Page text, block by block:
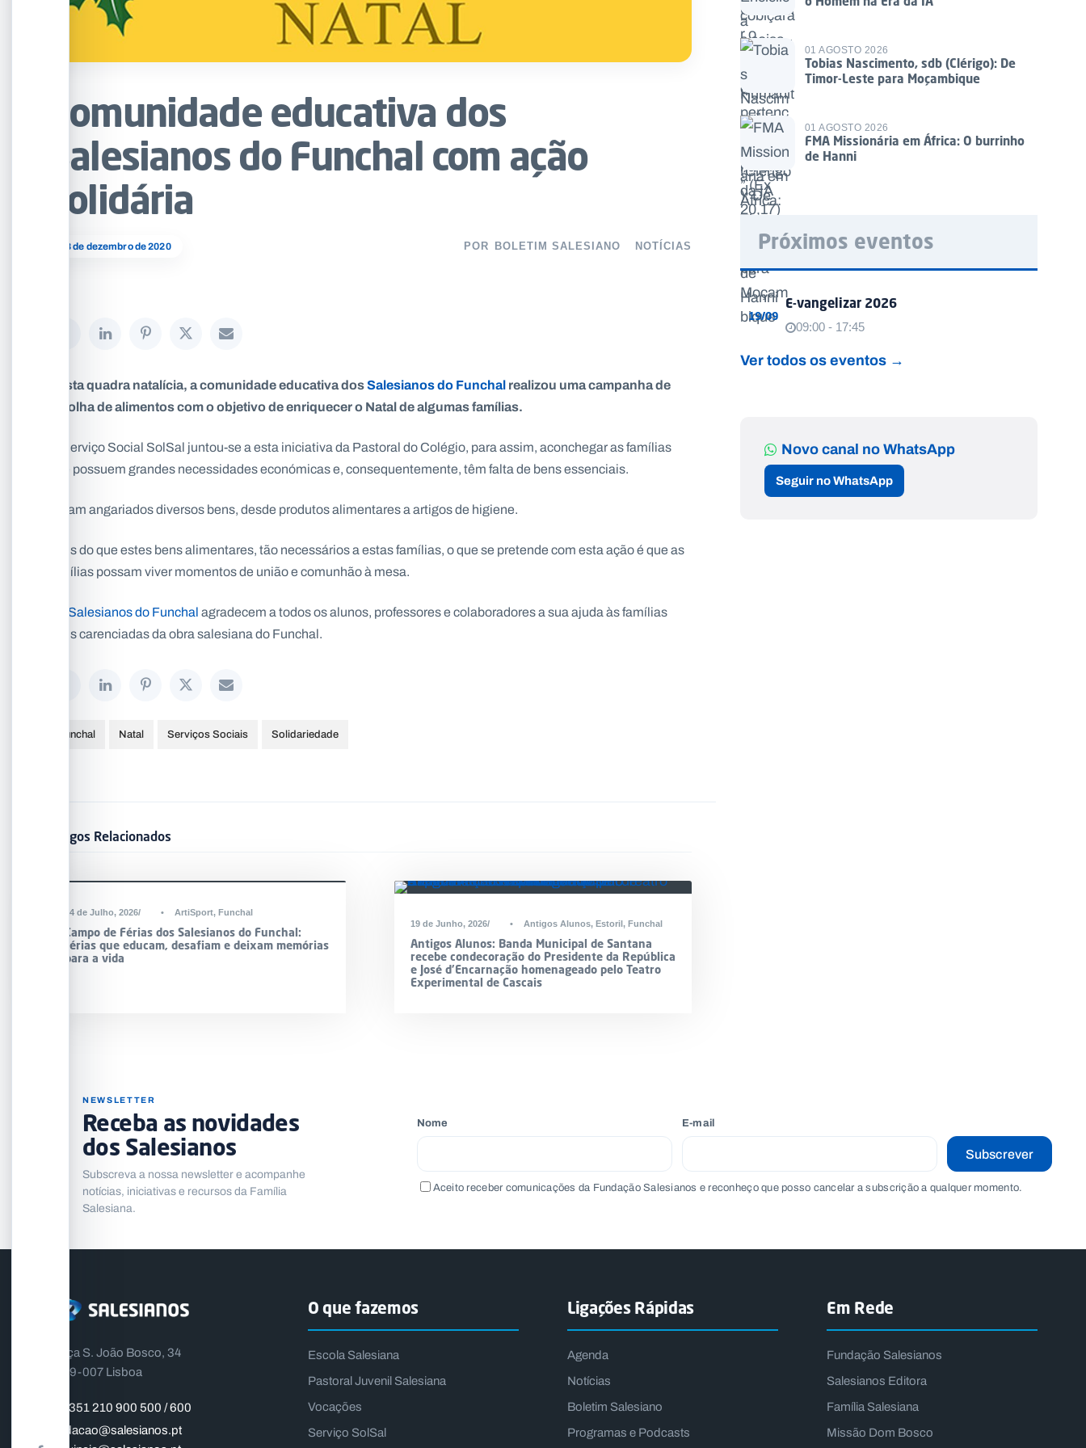
18 de dezembro de 2020
Comunidade educativa dos
Salesianos do Funchal com ação
solidária
POR BOLETIM SALESIANO NOTÍCIAS
Nesta quadra natalícia, a comunidade educativa dosSalesianos do Funchalrealizou uma campanha de
recolha de alimentos com o objetivo de enriquecer o Natal de algumas famílias.
O Serviço Social SolSal juntou-se a esta iniciativa da Pastoral do Colégio, para assim, aconchegar as famílias
que possuem grandes necessidades económicas e, consequentemente, têm falta de bens essenciais.
Foram angariados diversos bens, desde produtos alimentares a artigos de higiene.
Mais do que estes bens alimentares, tão necessários a estas famílias, o que se pretende com esta ação é que as
famílias possam viver momentos de união e comunhão à mesa.
Salesianos do Funchalagradecem a todos os alunos, professores e colaboradores a sua ajuda às famílias
mais carenciadas da obra salesiana do Funchal.
Funchal Natal Serviços Sociais Solidariedade
Artigos Relacionados
24 de Julho, 2026 • ArtiSport, Funchal
Campo de Férias dos Salesianos do Funchal:
férias que educam, desafiam e deixam memórias
para a vida
19 de Junho, 2026 • Antigos Alunos, Estoril , Funchal
Antigos Alunos: Banda Municipal de Santana
recebe condecoração do Presidente da República
e José d’Encarnação homenageado pelo Teatro
Experimental de Cascais
01 AGOSTO 2026
Tobias Nascimento, sdb (Clérigo): De
Timor-Leste para Moçambique
01 AGOSTO 2026
FMA Missionária em África: O burrinho
de Hanni
Próximos eventos
19/09
E-vangelizar 2026
09:00 - 17:45
Ver todos os eventos →
Novo canal no WhatsApp
Seguir no WhatsApp
NEWSLETTER
Receba as novidades
dos Salesianos
Subscreva a nossa newsletter e acompanhe
notícias, iniciativas e recursos da Família
Salesiana.
Nome E-mail
Aceito receber comunicações da Fundação Salesianos e reconheço que posso cancelar a subscrição a qualquer momento.
Subscrever
Praça S. João Bosco, 34
1399-007 Lisboa
+351 210 900 500 / 600
fundacao@salesianos.pt
O que fazemos
Escola Salesiana
Pastoral Juvenil Salesiana
Vocações
Serviço SolSal
Ligações Rápidas
Agenda
Notícias
Boletim Salesiano
Programas e Podcasts
Em Rede
Fundação Salesianos
Salesianos Editora
Família Salesiana
Missão Dom Bosco